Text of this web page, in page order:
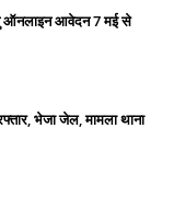
ऑनलाइन आवेदन 7 मई से
भेजा जेल, मामला थाना